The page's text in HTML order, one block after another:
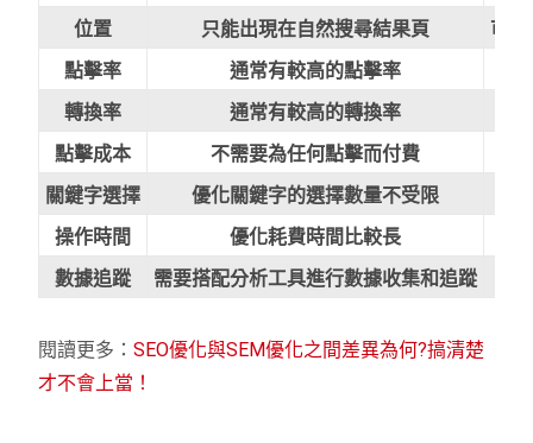
位置
只能出現在自然搜尋結果頁
可
點擊率
通常有較高的點擊率
轉換率
通常有較高的轉換率
點擊成本
不需要為任何點擊而付費
關鍵字選擇
優化關鍵字的選擇數量不受限
操作時間
優化耗費時間比較長
數據追蹤
需要搭配分析工具進行數據收集和追蹤
閱讀更多：SEO優化與SEM優化之間差異為何?搞清楚
才不會上當！